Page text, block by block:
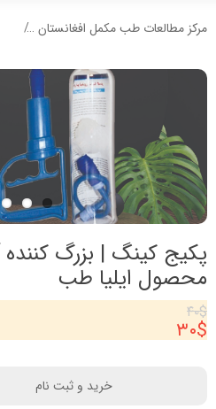
مرکز مطالعات طب مکمل افغانستان
پکیج کینگ | بزرگ
محصول ایلیا طب
۴۰$
۳۰$
خرید و ثبت نام